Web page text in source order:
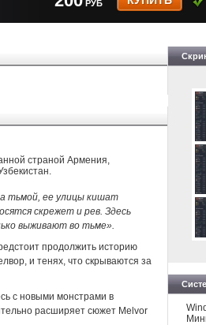
РУБ
страной Армения,
тьмой, ее улицы кишат
скрежет и рев. Здесь
выживают во тьме».
продолжить историю
и тенях, что скрываются за
с новыми монстрами в
расширяет сюжет Melvor